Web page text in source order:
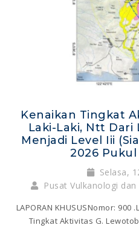
Kenaikan Tingkat
Laki-Laki, Ntt Dari
Menjadi Level Iii
2026 Pukul
Selasa,
Pusat Vulkanologi
LAPORAN KHUSUSNomor:
Tingkat Aktivitas G.